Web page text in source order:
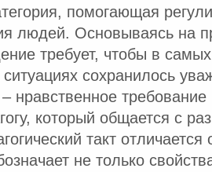
помогающая
людей. Основываясь на
требует, чтобы в
сохранилось
нравственное
который общается с
такт
не только